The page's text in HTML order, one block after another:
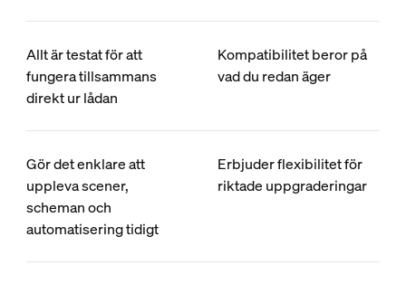
Allt är testat för att
fungera tillsammans
direkt ur lådan
Kompatibilitet beror på
vad du redan äger
Gör det enklare att
uppleva scener,
scheman och
automatisering tidigt
Erbjuder flexibilitet för
riktade uppgraderingar